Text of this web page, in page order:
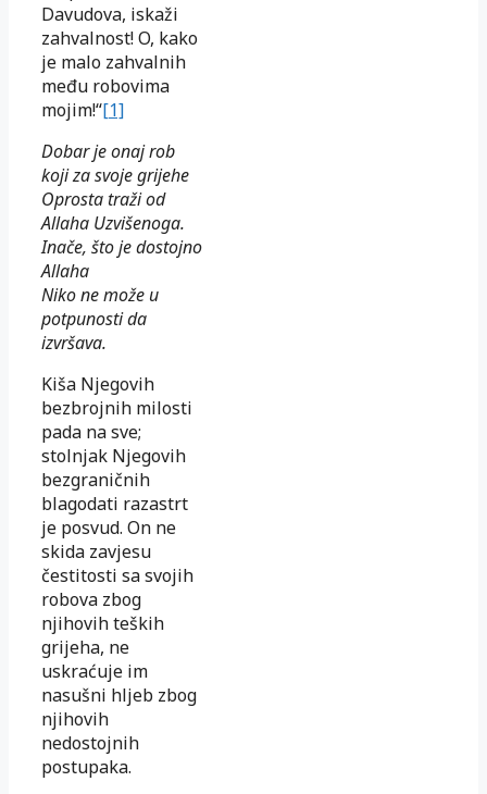
Davudova, iskaži
zahvalnost! O, kako
je malo zahvalnih
među robovima
mojim!“[1]
Dobar je onaj rob
koji za svoje grijehe
Oprosta traži od
Allaha Uzvišenoga.
Inače, što je dostojno
Allaha
Niko ne može u
potpunosti da
izvršava.
Kiša Njegovih
bezbrojnih milosti
pada na sve;
stolnjak Njegovih
bezgraničnih
blagodati razastrt
je posvud. On ne
skida zavjesu
čestitosti sa svojih
robova zbog
njihovih teških
grijeha, ne
uskraćuje im
nasušni hljeb zbog
njihovih
nedostojnih
postupaka.